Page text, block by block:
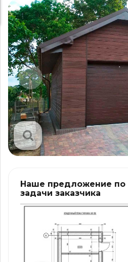
Наше предложение по
задачи заказчика